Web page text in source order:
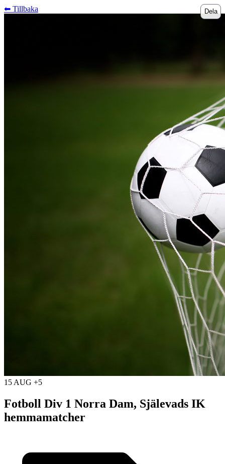
⬅︎ Tillbaka Dela
15 AUG +5
Fotboll Div 1 Norra Dam, Själevads IK
hemmamatcher